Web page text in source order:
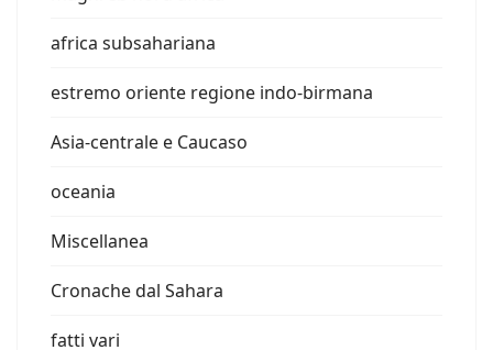
africa subsahariana
estremo oriente regione indo-birmana
Asia-centrale e Caucaso
oceania
Miscellanea
Cronache dal Sahara
fatti vari